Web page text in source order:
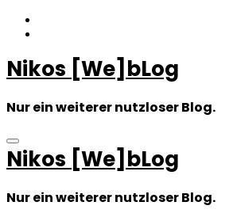
Zum
Inhalt
Nikos [We]bLog
Nur ein weiterer nutzloser Blog.
Nikos [We]bLog
Nur ein weiterer nutzloser Blog.